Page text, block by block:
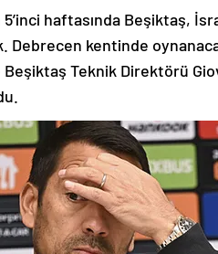
5’inci haftasında Beşiktaş,
Debrecen kentinde
Teknik Direktörü